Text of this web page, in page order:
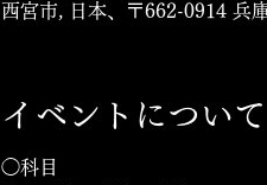
西宮市, 日本、〒662-0914 兵
イベントについて
◯科目